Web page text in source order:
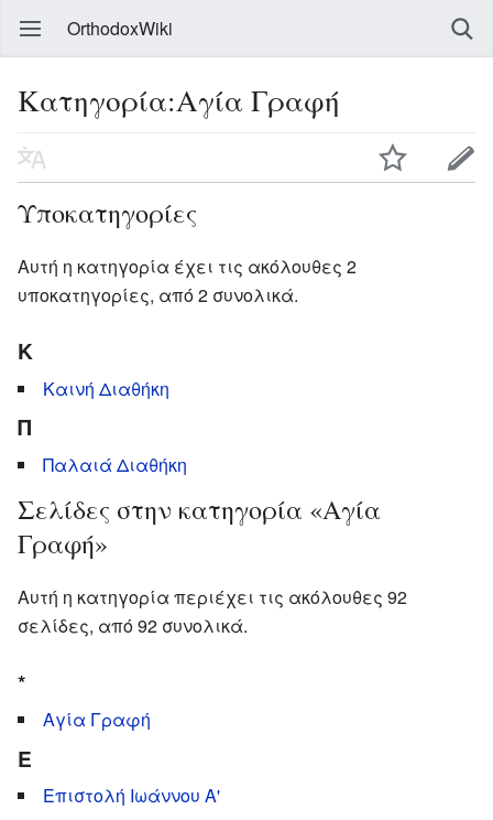
OrthodoxWiki
Κατηγορία:Αγία Γραφή
Υποκατηγορίες
Αυτή η κατηγορία έχει τις ακόλουθες 2
υποκατηγορίες, από 2 συνολικά.
Κ
Καινή Διαθήκη
Π
Παλαιά Διαθήκη
Σελίδες στην κατηγορία «Αγία
Γραφή»
Αυτή η κατηγορία περιέχει τις ακόλουθες 92
σελίδες, από 92 συνολικά.
*
Αγία Γραφή
E
Eπιστολή Ιωάννου Α'